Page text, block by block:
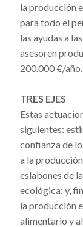
la producción
para todo el
las ayudas a
asesoren
200.000 €/año.
TRES EJES
Estas
siguientes:
confianza de
a la
eslabones de
ecológica; y,
la producción
alimentario y